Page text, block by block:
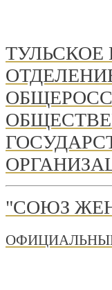
ТУЛЬСКОЕ
"СОЮЗ